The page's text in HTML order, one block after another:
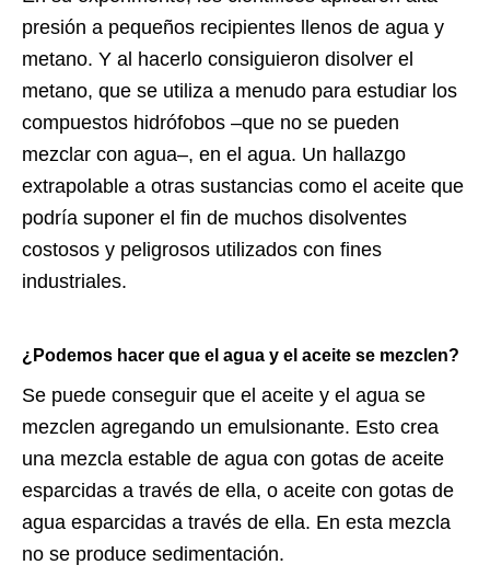
presión a pequeños recipientes llenos de agua y
metano. Y al hacerlo consiguieron disolver el
metano, que se utiliza a menudo para estudiar los
compuestos hidrófobos –que no se pueden
mezclar con agua–, en el agua. Un hallazgo
extrapolable a otras sustancias como el aceite que
podría suponer el fin de muchos disolventes
costosos y peligrosos utilizados con fines
industriales.
¿Podemos hacer que el agua y el aceite se mezclen?
Se puede conseguir que el aceite y el agua se
mezclen agregando un emulsionante. Esto crea
una mezcla estable de agua con gotas de aceite
esparcidas a través de ella, o aceite con gotas de
agua esparcidas a través de ella. En esta mezcla
no se produce sedimentación.